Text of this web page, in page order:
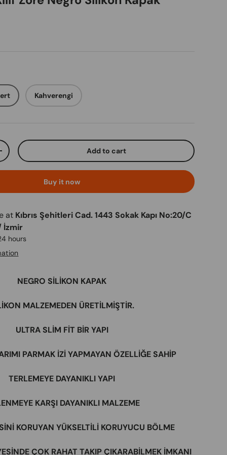
Kahverengi
quantity Add to cart
Buy it now
at Kıbrıs Şehitleri Cad. 1443 Sokak Kapı No:20/C
İzmir
hours
​NEGRO SİLİKON KAPAK
MALZEMEDEN ÜRETİLMİŞTİR.
ULTRA SLİM FİT BİR YAPI
PARMAK İZİ YAPMAYAN ÖZELLİĞE SAHİP
TERLEMEYE DAYANIKLI YAPI
KARŞI DAYANIKLI MALZEME
KORUYAN YÜKSELTİLİ KORUYUCU BÖLME
ÇOK RAHAT TAKIP ÇIKARABİLMEK İMKANI